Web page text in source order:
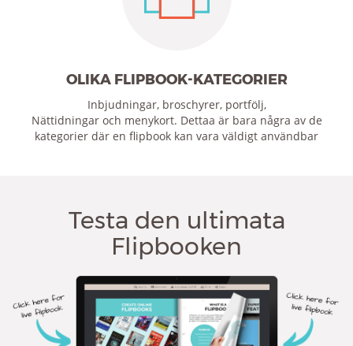
OLIKA FLIPBOOK-KATEGORIER
Inbjudningar, broschyrer, portfölj,
Nättidningar och menykort. Dettaa är bara några av de
kategorier där en flipbook kan vara väldigt användbar
Testa den ultimata
Flipbooken